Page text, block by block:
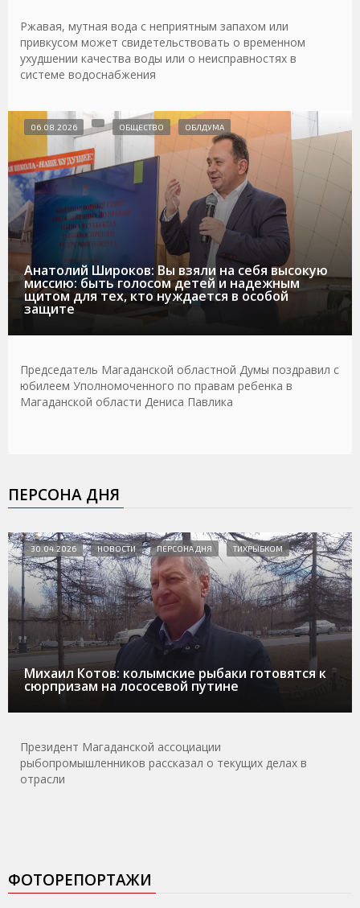
Ржавая, мутная вода с неприятным запахом или
привкусом может свидетельствовать о временном
ухудшении качества воды или о неисправностях в
системе водоснабжения
Анатолий Широков: Вы взяли на себя высокую
миссию: быть голосом детей и надежным
щитом для тех, кто нуждается в особой
защите
06.08.2026 ОБЩЕСТВО ОБЛДУМА
Председатель Магаданской областной Думы поздравил с
юбилеем Уполномоченного по правам ребенка в
Магаданской области Дениса Павлика
ПЕРСОНА ДНЯ
Михаил Котов: колымские рыбаки готовятся к
сюрпризам на лососевой путине
30.04.2026 НОВОСТИ ПЕРСОНА ДНЯ ТИХРЫБКОМ
Президент Магаданской ассоциации
рыбопромышленников рассказал о текущих делах в
отрасли
ФОТОРЕПОРТАЖИ